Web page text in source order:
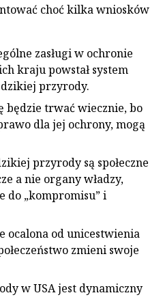
choć kilka wniosków
zasługi w ochronie
kraju powstał system
przyrody.
będzie trwać wiecznie, bo
dla jej ochrony, mogą
przyrody są społeczne
a nie organy władzy,
do „kompromisu” i
ocalona od unicestwienia
zmieni swoje
w USA jest dynamiczny